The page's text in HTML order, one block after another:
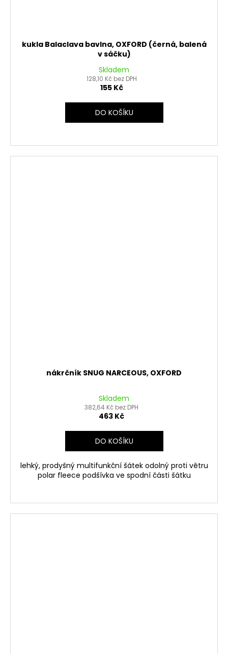
kukla Balaclava bavlna, OXFORD (černá, balená
v sáčku)
Skladem
128,10 Kč bez DPH
155 Kč
DO KOŠÍKU
nákrčník SNUG NARCEOUS, OXFORD
Skladem
382,64 Kč bez DPH
463 Kč
DO KOŠÍKU
lehký, prodyšný multifunkční šátek odolný proti větru
polar fleece podšívka ve spodní části šátku